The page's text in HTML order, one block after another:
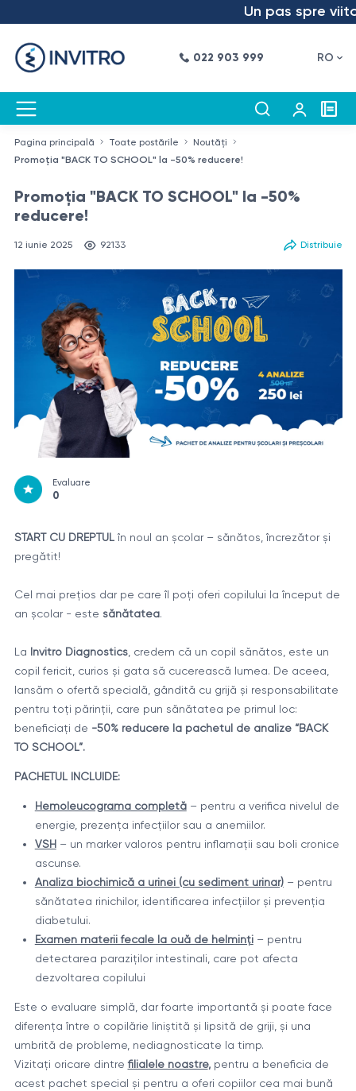
Un pas spre viitor
022 903 999 RO
Pagina principală Toate postările
Noutăți
Promoția "BACK TO SCHOOL" la -50% reducere!
Promoția "BACK TO SCHOOL" la -50%
reducere!
12 iunie 2025 92133 Distribuie
Evaluare
0
START CU DREPTULîn noul an școlar – sănătos, încrezător și
pregătit!
Cel mai prețios dar pe care îl poți oferi copilului la început de
an școlar - este sănătatea.
La Invitro Diagnostics, credem că un copil sănătos, este un
copil fericit, curios și gata să cucerească lumea. De aceea,
lansăm o ofertă specială, gândită cu grijă și responsabilitate
pentru toți părinții, care pun sănătatea pe primul loc:
beneficiați de -50% reducere la pachetul de analize “BACK
TO SCHOOL”.
PACHETUL INCLUIDE:
Hemoleucograma completă– pentru a verifica nivelul de
energie, prezența infecțiilor sau a anemiilor.
VSH– un marker valoros pentru inflamații sau boli cronice
ascunse.
Analiza biochimică a urinei (cu sediment urinar)– pentru
sănătatea rinichilor, identificarea infecțiilor și prevenția
diabetului.
Examen materii fecale la ouă de helminți– pentru
detectarea paraziților intestinali, care pot afecta
dezvoltarea copilului
Este o evaluare simplă, dar foarte importantă și poate face
diferența între o copilărie liniștită și lipsită de griji, și una
umbrită de probleme, nediagnosticate la timp.
Vizitați oricare dintrefilialele noastre,pentru a beneficia de
acest pachet special și pentru a oferi copiilor cea mai bună